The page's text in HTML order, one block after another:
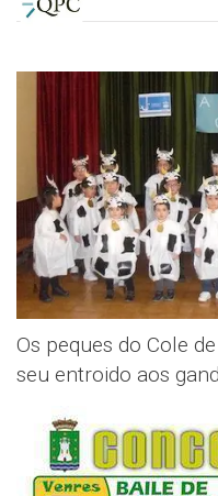
Os peques do Cole
seu entroido aos